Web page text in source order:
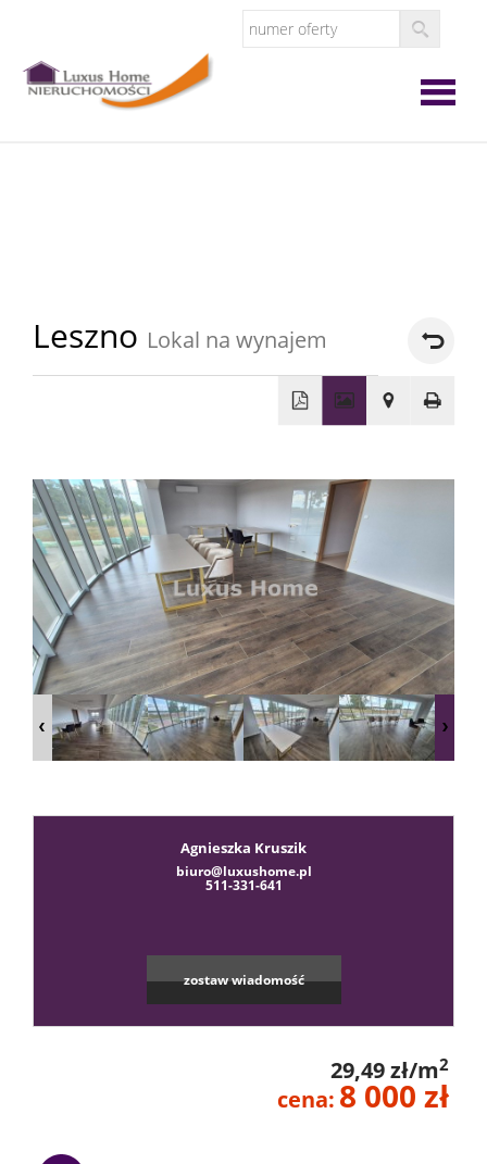
Zgłoś
Zgłoś
chęć
Leszno Lokal na wynajem
Agnieszka Kruszik
biuro@luxushome.pl
511-331-641
zostaw wiadomość
29,49 zł/m2
cena: 8 000 zł